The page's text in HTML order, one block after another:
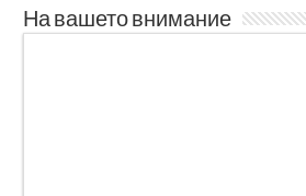
На вашето внимание